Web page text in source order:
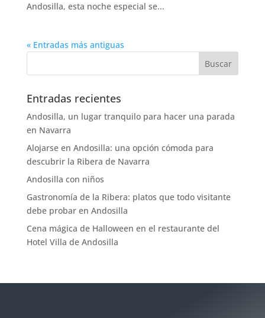
Andosilla, esta noche especial se...
« Entradas más antiguas
Entradas recientes
Andosilla, un lugar tranquilo para hacer una parada
en Navarra
Alojarse en Andosilla: una opción cómoda para
descubrir la Ribera de Navarra
Andosilla con niños
Gastronomía de la Ribera: platos que todo visitante
debe probar en Andosilla
Cena mágica de Halloween en el restaurante del
Hotel Villa de Andosilla